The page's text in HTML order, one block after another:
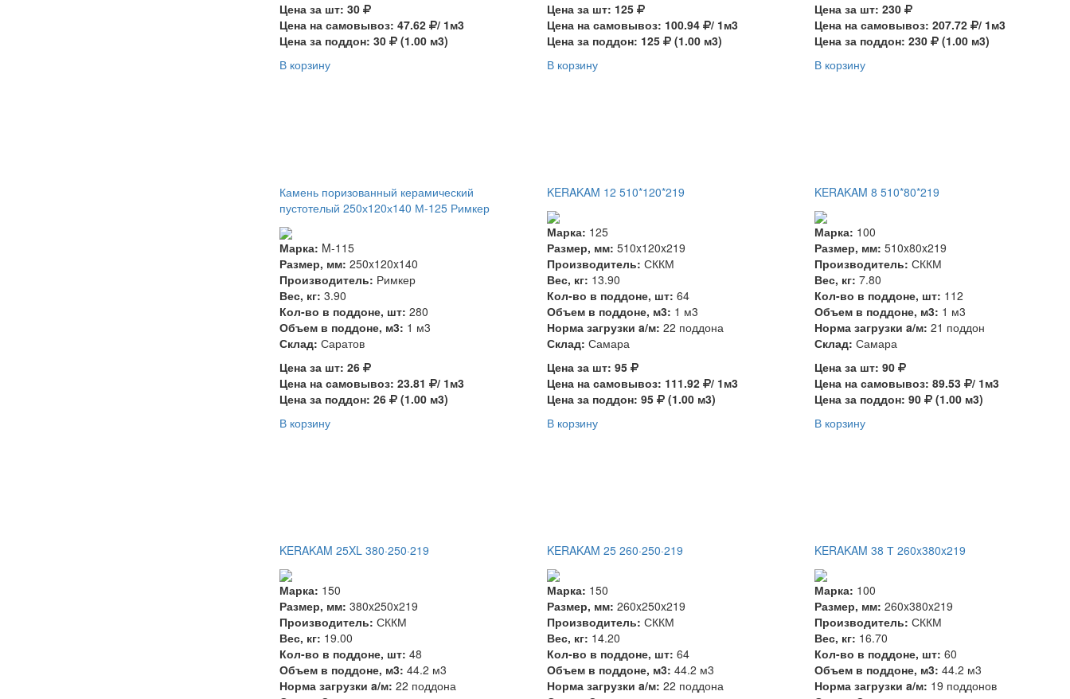
Цена за шт: 30
Цена на самовывоз: 47.62
/ 1м3
Цена за поддон: 30
(1.00 м3)
В корзину
Цена за шт: 125
Цена на самовывоз: 100.94
/ 1м3
Цена за поддон: 125
(1.00 м3)
В корзину
Цена за шт: 230
Цена на самовывоз: 207.72
/ 1м3
Цена за поддон: 230
(1.00 м3)
В корзину
Камень поризованный керамический
пустотелый 250х120х140 М-125 Римкер
Марка: M-115
Размер, мм: 250x120x140
Производитель: Римкер
Вес, кг: 3.90
Кол-во в поддоне, шт: 280
Объем в поддоне, м3: 1 м3
Склад: Саратов
Цена за шт: 26
Цена на самовывоз: 23.81
/ 1м3
Цена за поддон: 26
(1.00 м3)
В корзину
KERAKAM 12 510*120*219
Марка: 125
Размер, мм: 510x120x219
Производитель: СККМ
Вес, кг: 13.90
Кол-во в поддоне, шт: 64
Объем в поддоне, м3: 1 м3
Норма загрузки a/м: 22 поддона
Склад: Самара
Цена за шт: 95
Цена на самовывоз: 111.92
/ 1м3
Цена за поддон: 95
(1.00 м3)
В корзину
KERAKAM 8 510*80*219
Марка: 100
Размер, мм: 510x80x219
Производитель: СККМ
Вес, кг: 7.80
Кол-во в поддоне, шт: 112
Объем в поддоне, м3: 1 м3
Норма загрузки a/м: 21 поддон
Склад: Самара
Цена за шт: 90
Цена на самовывоз: 89.53
/ 1м3
Цена за поддон: 90
(1.00 м3)
В корзину
KERAKAM 25XL 380·250·219
Марка: 150
Размер, мм: 380x250x219
Производитель: СККМ
Вес, кг: 19.00
Кол-во в поддоне, шт: 48
Объем в поддоне, м3: 44.2 м3
Норма загрузки a/м: 22 поддона
KERAKAM 25 260·250·219
Марка: 150
Размер, мм: 260x250x219
Производитель: СККМ
Вес, кг: 14.20
Кол-во в поддоне, шт: 64
Объем в поддоне, м3: 44.2 м3
Норма загрузки a/м: 22 поддона
KERAKAM 38 Т 260x380x219
Марка: 100
Размер, мм: 260x380x219
Производитель: СККМ
Вес, кг: 16.70
Кол-во в поддоне, шт: 60
Объем в поддоне, м3: 44.2 м3
Норма загрузки a/м: 19 поддонов